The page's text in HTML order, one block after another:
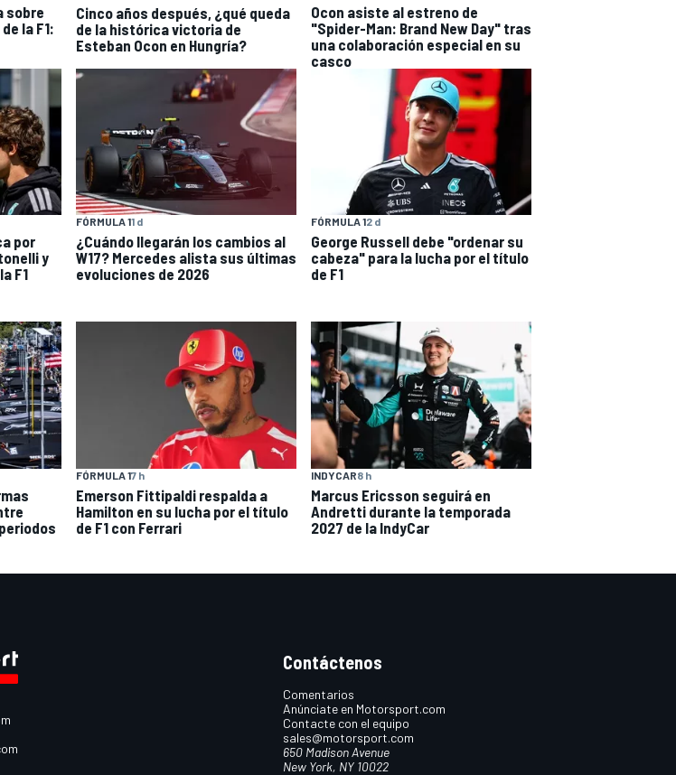
sobre
la F1:
Cinco años después, ¿qué queda
de la histórica victoria de
Esteban Ocon en Hungría?
Ocon asiste al estreno de
"Spider-Man: Brand New Day" tras
una colaboración especial en su
casco
por
y
F1
FÓRMULA 11 d
¿Cuándo llegarán los cambios al
W17? Mercedes alista sus últimas
evoluciones de 2026
FÓRMULA 12 d
George Russell debe "ordenar su
cabeza" para la lucha por el título
de F1
FÓRMULA 17 h
Emerson Fittipaldi respalda a
Hamilton en su lucha por el título
de F1 con Ferrari
INDYCAR8 h
Marcus Ericsson seguirá en
Andretti durante la temporada
2027 de la IndyCar
Contáctenos
Comentarios
Anúnciate en Motorsport.com
Contacte con el equipo
sales@motorsport.com
650 Madison Avenue
New York, NY 10022